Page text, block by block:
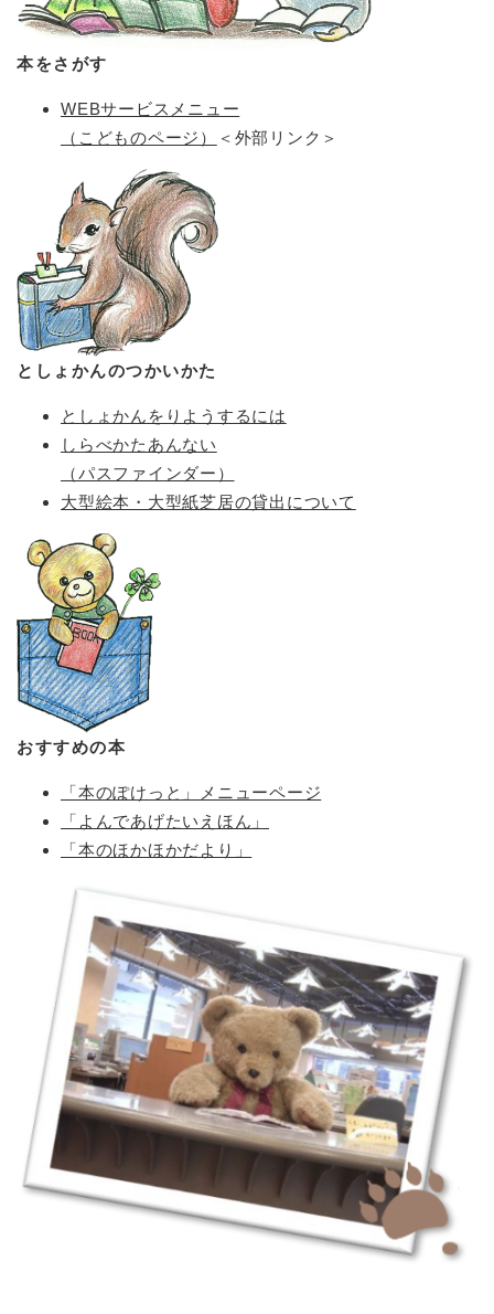
本をさがす
WEBサービスメニュー
（こどものページ）
＜外部リンク＞
としょかんのつかいかた
としょかんをりようするには
しらべかたあんない
（パスファインダー）
大型絵本・大型紙芝居の貸出について
おすすめの本
「本のぽけっと」メニューページ
「よんであげたいえほん」
「本のほかほかだより」